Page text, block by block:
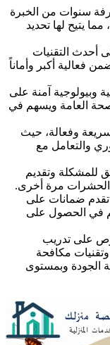
سنوات من الخبرة
يتيح لها تحديد
أحدث التقنيات
فعالية أكبر وأماناً
وبيولوجية آمنة على
العامة ويسهم في
وفعالة، حيث
والتعامل مع
للمشكلة وتقديم
الحشرات مرة أخرى.
ضمانات على
في الحصول على
على تدريب
مكافحة
الجودة وبمستوى